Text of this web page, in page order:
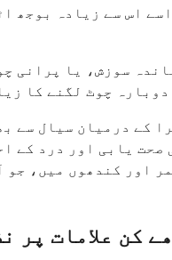
اس سے زیادہ بوجھ
سوزش، یا پرانی
چوٹ لگنے کا
کے درمیان سیال سے
یابی اور درد کے
اور کندھوں میں، جو
کن علامات پر